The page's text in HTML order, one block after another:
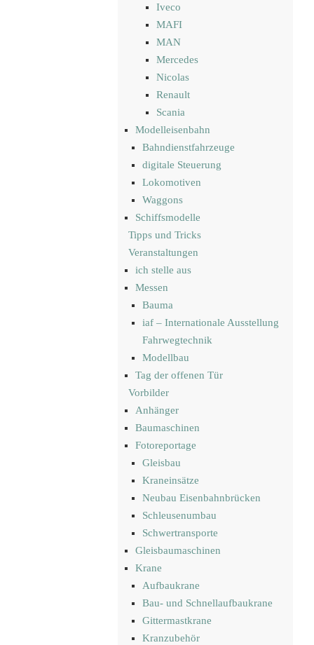
Iveco
MAFI
MAN
Mercedes
Nicolas
Renault
Scania
Modelleisenbahn
Bahndienstfahrzeuge
digitale Steuerung
Lokomotiven
Waggons
Schiffsmodelle
Tipps und Tricks
Veranstaltungen
ich stelle aus
Messen
Bauma
iaf – Internationale Ausstellung
Fahrwegtechnik
Modellbau
Tag der offenen Tür
Vorbilder
Anhänger
Baumaschinen
Fotoreportage
Gleisbau
Kraneinsätze
Neubau Eisenbahnbrücken
Schleusenumbau
Schwertransporte
Gleisbaumaschinen
Krane
Aufbaukrane
Bau- und Schnellaufbaukrane
Gittermastkrane
Kranzubehör